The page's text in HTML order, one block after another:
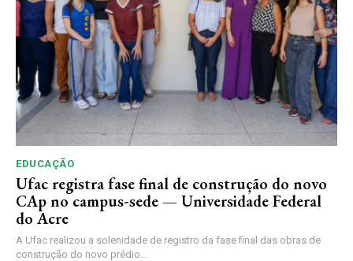
EDUCAÇÃO
Ufac registra fase final de construção do novo
CAp no campus-sede — Universidade Federal
do Acre
A Ufac realizou a solenidade de registro da fase final das obras de
construção do novo prédio...